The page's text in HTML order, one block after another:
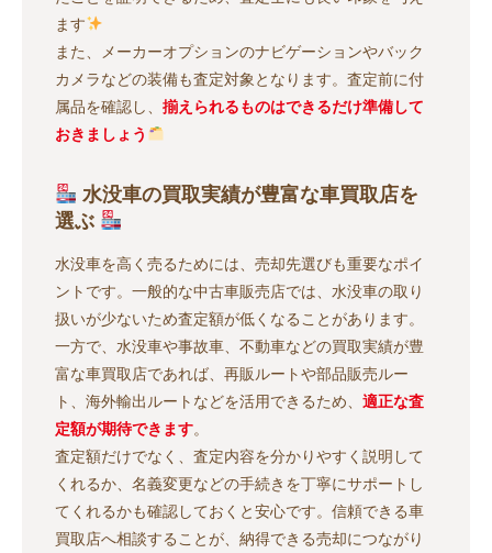
ます
また、メーカーオプションのナビゲーションやバック
カメラなどの装備も査定対象となります。査定前に付
属品を確認し、 揃えられるものはできるだけ準備して
おきましょう
水没車の買取実績が豊富な車買取店を
選ぶ
水没車を高く売るためには、売却先選びも重要なポイ
ントです。一般的な中古車販売店では、水没車の取り
扱いが少ないため査定額が低くなることがあります。
一方で、水没車や事故車、不動車などの買取実績が豊
富な車買取店であれば、再販ルートや部品販売ルー
ト、海外輸出ルートなどを活用できるため、 適正な査
定額が期待できます。
査定額だけでなく、査定内容を分かりやすく説明して
くれるか、名義変更などの手続きを丁寧にサポートし
てくれるかも確認しておくと安心です。信頼できる車
買取店へ相談することが、納得できる売却につながり